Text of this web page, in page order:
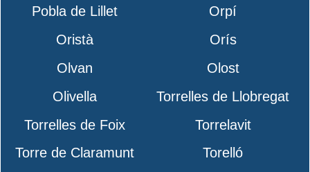
Pobla de Lillet
Orpí
Oristà
Orís
Olvan
Olost
Olivella
Torrelles de Llobregat
Torrelles de Foix
Torrelavit
Torre de Claramunt
Torelló